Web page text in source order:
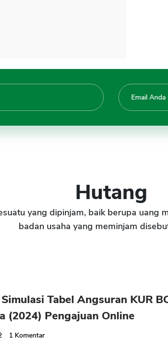
Hutang
yang dipinjam, baik berupa uang
badan usaha yang meminjam
Tabel Angsuran KUR
(2024) Pengajuan Online
1 Komentar